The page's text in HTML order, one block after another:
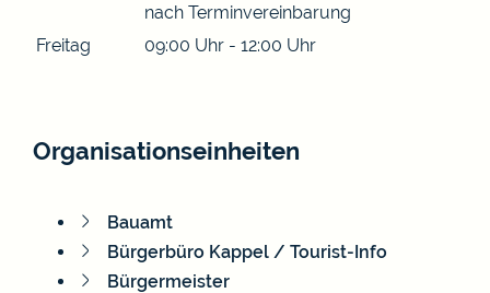
nach Terminvereinbarung
Freitag
09:00 Uhr - 12:00 Uhr
Organisationseinheiten
Bauamt
Bürgerbüro Kappel / Tourist-Info
Bürgermeister